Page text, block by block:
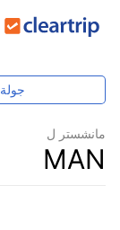
جولة
مانشستر ل
MAN